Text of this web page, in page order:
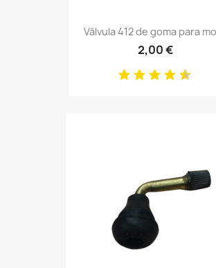
Válvula 412 de goma para
2,00 €